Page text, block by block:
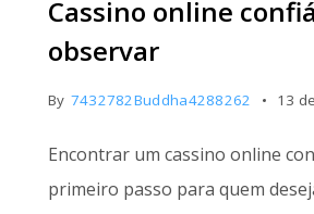
Cassino online
observar
By 7432782Buddha4288262 13
Encontrar um cassino online
primeiro passo para quem